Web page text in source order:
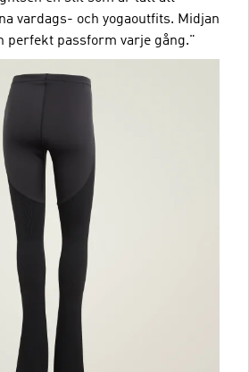
vardags- och yogaoutfits. Midjan
perfekt passform varje gång."